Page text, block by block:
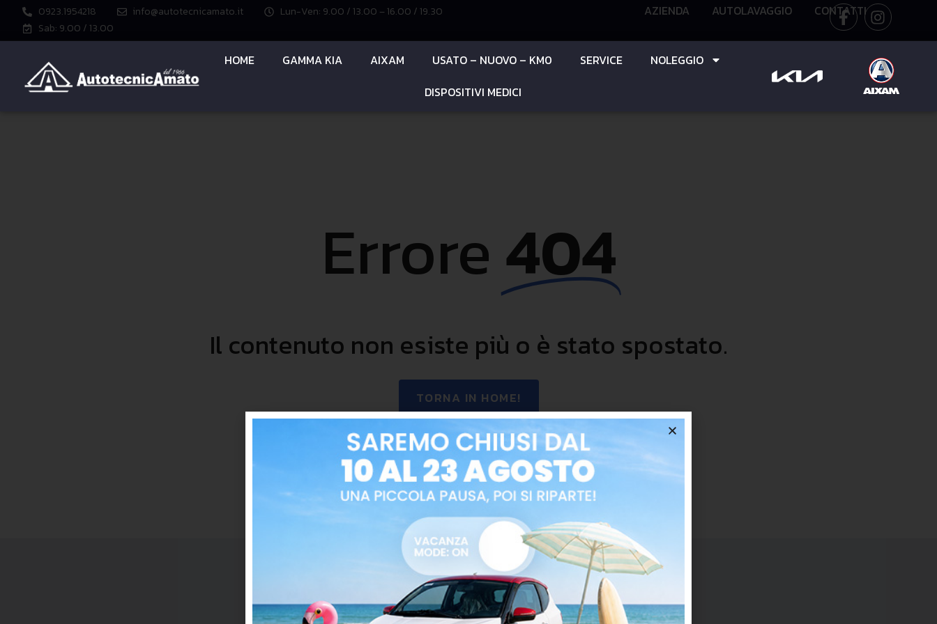
0923.1954218 info@autotecnicamato.it
Lun-Ven: 9.00 / 13.00 – 16.00 / 19.30
Sab: 9.00 / 13.00
AZIENDA AUTOLAVAGGIO CONTATTI
HOME GAMMA KIA AIXAM USATO – NUOVO – KM0 SERVICE
NOLEGGIO
DISPOSITIVI MEDICI
Errore404
Il contenuto non esiste più o è stato spostato.
TORNA IN HOME!
Buona navigazione
Dicono di noi!